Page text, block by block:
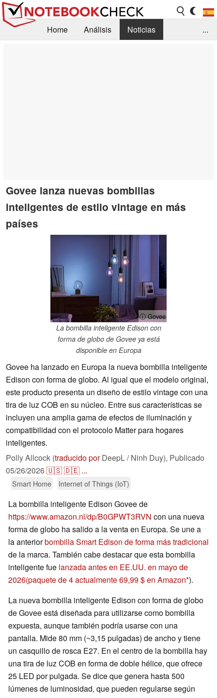
Home Análisis
Noticias
...
Govee lanza nuevas bombillas
inteligentes de estilo vintage en más
países
ⓘ Govee
La bombilla inteligente Edison con
forma de globo de Govee ya está
disponible en Europa
Govee ha lanzado en Europa la nueva bombilla inteligente
Edison con forma de globo. Al igual que el modelo original,
este producto presenta un diseño de estilo vintage con una
tira de luz COB en su núcleo. Entre sus características se
incluyen una amplia gama de efectos de iluminación y
compatibilidad con el protocolo Matter para hogares
inteligentes.
Polly Allcock (traducido porDeepL / Ninh Duy), Publicado
05/26/2026🇺🇸🇩🇪 ...
Smart Home Internet of Things (IoT)
La bombilla inteligente Edison Govee de
https://www.amazon.nl/dp/B0GPWT3RVN con una nueva
forma de globo ha salido a la venta en Europa. Se une a
la anteriorbombilla Smart Edison de forma más tradicional
de la marca. También cabe destacar que esta bombilla
inteligente fue lanzada antes en EE.UU. en mayo de
2026(paquete de 4 actualmente 69,99 $ en Amazon ).
La nueva bombilla inteligente Edison con forma de globo
de Govee está diseñada para utilizarse como bombilla
expuesta, aunque también podría usarse con una
pantalla. Mide 80 mm (~3,15 pulgadas) de ancho y tiene
un casquillo de rosca E27. En el centro de la bombilla hay
una tira de luz COB en forma de doble hélice, que ofrece
25 LED por pulgada. Se dice que genera hasta 500
lúmenes de luminosidad, que pueden regularse según